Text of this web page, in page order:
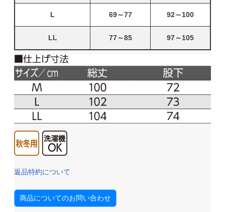
L 69～77 92～100
LL 77～85 97～105
返品特約について
商品についてのお問い合わせ